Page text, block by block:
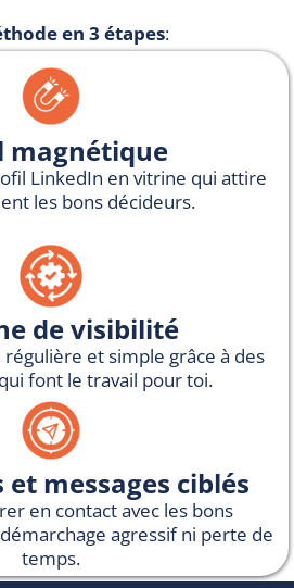
en 3 étapes:
magnétique
LinkedIn en vitrine qui attire
les bons décideurs.
de visibilité
et simple grâce à des
font le travail pour toi.
messages ciblés
en contact avec les bons
agressif ni perte de
temps.